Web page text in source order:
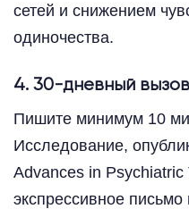
сетей и снижением
одиночества.
4. 30-дневный
Пишите минимум 10
Исследование,
Advances in Psychiatric
экспрессивное